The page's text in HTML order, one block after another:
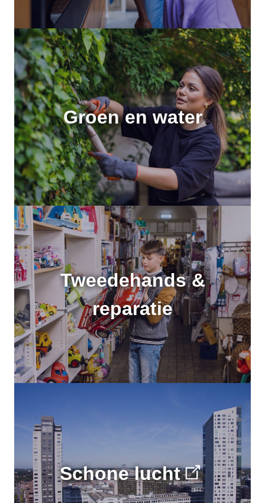
Groen en water
Tweedehands &
reparatie
Schone lucht